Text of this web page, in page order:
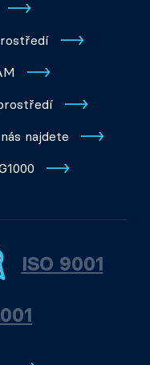
najdete
ISO 9001